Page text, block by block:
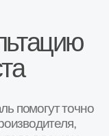
КПП Шевроле
Роман, г.